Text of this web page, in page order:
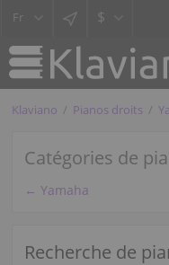
$
Klaviano Pianos droits
Catégories de
← Yamaha
Recherche de